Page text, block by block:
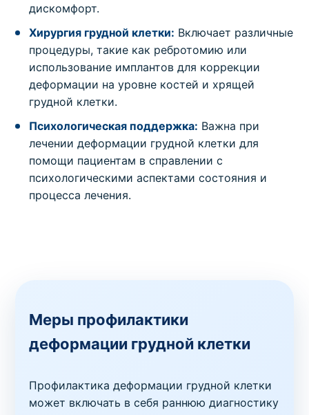
дискомфорт.
Хирургия грудной клетки: Включает различные
процедуры, такие как ребротомию или
использование имплантов для коррекции
деформации на уровне костей и хрящей
грудной клетки.
Психологическая поддержка: Важна при
лечении деформации грудной клетки для
помощи пациентам в справлении с
психологическими аспектами состояния и
процесса лечения.
Меры профилактики
деформации грудной клетки
Профилактика деформации грудной клетки
может включать в себя раннюю диагностику